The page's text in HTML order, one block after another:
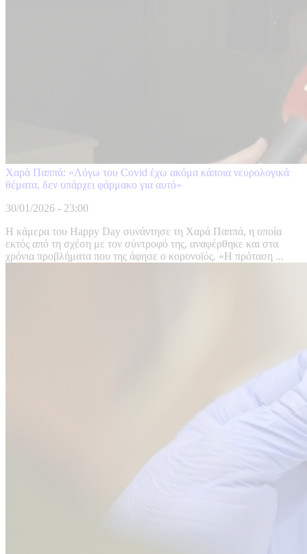
Χαρά Παππά: «Λόγω του Covid έχω ακόμα κάποια νευρολογικά
θέματα, δεν υπάρχει φάρμακο για αυτό»
30/01/2026 - 23:00
Η κάμερα του Happy Day συνάντησε τη Χαρά Παππά, η οποία
εκτός από τη σχέση με τον σύντροφό της, αναφέρθηκε και στα
χρόνια προβλήματα που της άφησε ο κορονοϊός. «Η πρόταση ...